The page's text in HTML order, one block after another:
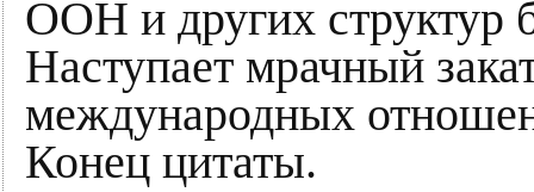
ООН и других структур
Наступает мрачный
международных
Конец цитаты.